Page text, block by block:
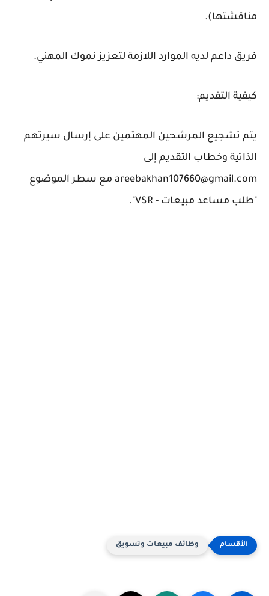
مناقشتها).
فريق داعم لديه الموارد اللازمة لتعزيز نموك المهني.
كيفية التقديم:
يتم تشجيع المرشحين المهتمين على إرسال سيرتهم
الذاتية وخطاب التقديم إلى
areebakhan107660@gmail.com مع سطر الموضوع
"طلب مساعد مبيعات - VSR".
وظائف مبيعات وتسويق